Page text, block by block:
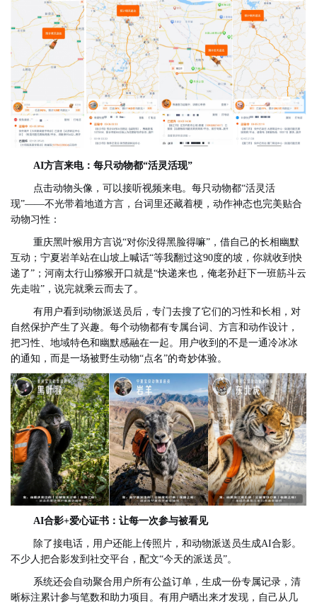
AI方言来电：每只动物都“活灵活现”
点击动物头像，可以接听视频来电。每只动物都“活灵活
现”——不光带着地道方言，台词里还藏着梗，动作神态也完美贴合
动物习性：
重庆黑叶猴用方言说“对你没得黑脸得嘛”，借自己的长相幽默
互动；宁夏岩羊站在山坡上喊话“等我翻过这90度的坡，你就收到快
递了”；河南太行山猕猴开口就是“快递来也， 俺老孙赶下一班筋斗云
先走啦” ， 说完就乘云而去了 。
有用户看到动物派送员后，专门去搜了它们的习性和长相，对
自然保护产生了兴趣。每个动物都有专属台词、方言和动作设计，
把习性、地域特色和幽默感融在一起。用户收到的不是一通冷冰冰
的通知，而是一场被野生动物“点名”的奇妙体验。
AI合影+爱心证书：让每一次参与被看见
除了接电话，用户还能上传照片，和动物派送员生成AI合影。
不少人把合影发到社交平台，配文“今天的派送员”。
系统还会自动聚合用户所有公益订单，生成一份专属记录，清
晰标注累计参与笔数和助力项目。有用户晒出来才发现，自己从几